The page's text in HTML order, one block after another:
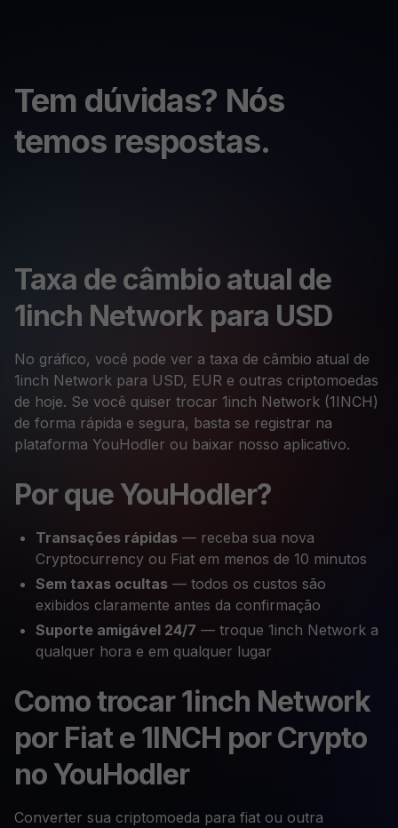
Tem dúvidas? Nós
temos respostas.
Taxa de câmbio atual de
1inch Network para USD
No gráfico, você pode ver a taxa de câmbio atual de
1inch Network para USD, EUR e outras criptomoedas
de hoje. Se você quiser trocar 1inch Network (1INCH)
de forma rápida e segura, basta se registrar na
plataforma YouHodler ou baixar nosso aplicativo.
Por que YouHodler?
Transações rápidas — receba sua nova
Cryptocurrency ou Fiat em menos de 10 minutos
Sem taxas ocultas — todos os custos são
exibidos claramente antes da confirmação
Suporte amigável 24/7 — troque 1inch Network a
qualquer hora e em qualquer lugar
Como trocar 1inch Network
por Fiat e 1INCH por Crypto
no YouHodler
Converter sua criptomoeda para fiat ou outra